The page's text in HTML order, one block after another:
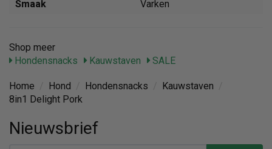
Smaak
Varken
Shop meer
Hondensnacks
Kauwstaven SALE
Home Hond Hondensnacks Kauwstaven
8in1 Delight Pork
Nieuwsbrief